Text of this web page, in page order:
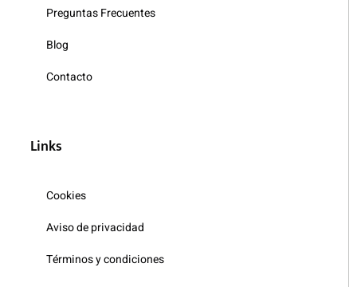
Preguntas Frecuentes
Blog
Contacto
Links
Cookies
Aviso de privacidad
Términos y condiciones